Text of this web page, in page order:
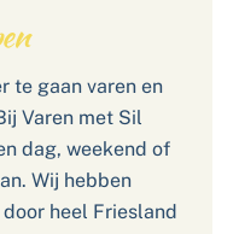
te gaan varen en
Varen met Sil
dag, weekend of
Wij hebben
heel Friesland